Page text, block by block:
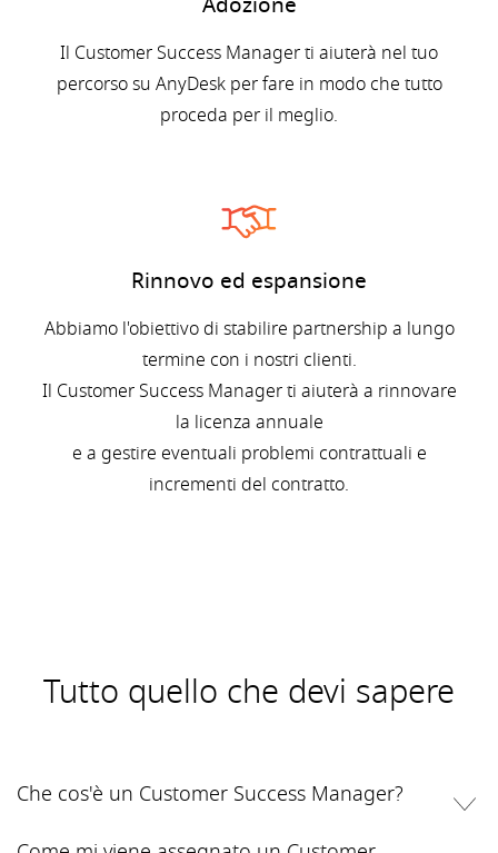
Il Customer Success Manager ti aiuterà nel tuo
percorso su AnyDesk per fare in modo che tutto
proceda per il meglio.
Rinnovo ed espansione
Abbiamo l'obiettivo di stabilire partnership a lungo
termine con i nostri clienti.
Il Customer Success Manager ti aiuterà a rinnovare
la licenza annuale
e a gestire eventuali problemi contrattuali e
incrementi del contratto.
Tutto quello che devi sapere
Che cos'è un Customer Success Manager?